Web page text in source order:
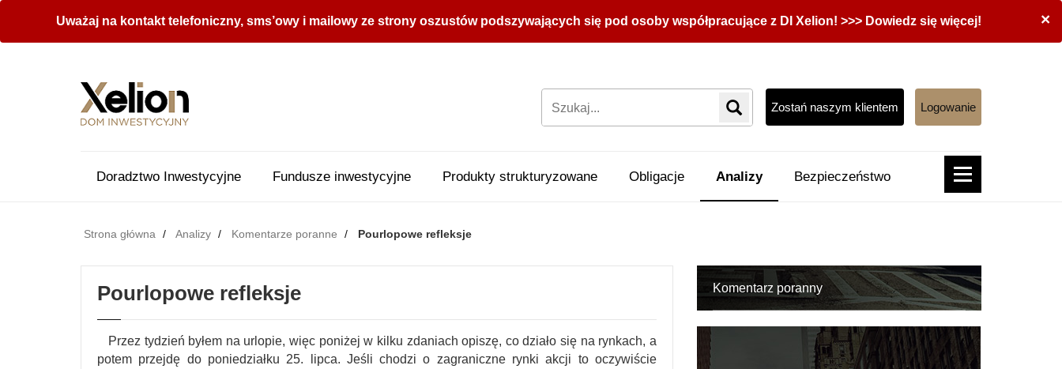
×
Uważaj na kontakt telefoniczny, sms’owy i mailowy ze strony oszustów podszywających się pod osoby współpracujące z DI Xelion! >>> Dowiedz się więcej!
Zostań naszym klientem Logowanie
Doradztwo Inwestycyjne Fundusze inwestycyjne Produkty strukturyzowane Obligacje Analizy Bezpieczeństwo
Strona główna Analizy Komentarze poranne Pourlopowe refleksje
Pourlopowe refleksje
Przez tydzień byłem na urlopie, więc poniżej w kilku zdaniach opiszę, co działo się na rynkach, a
potem przejdę do poniedziałku 25. lipca. Jeśli chodzi o zagraniczne rynki akcji to oczywiście
Komentarz poranny